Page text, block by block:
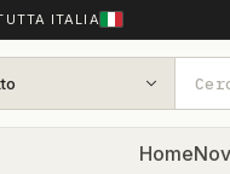
ITALIA
Home